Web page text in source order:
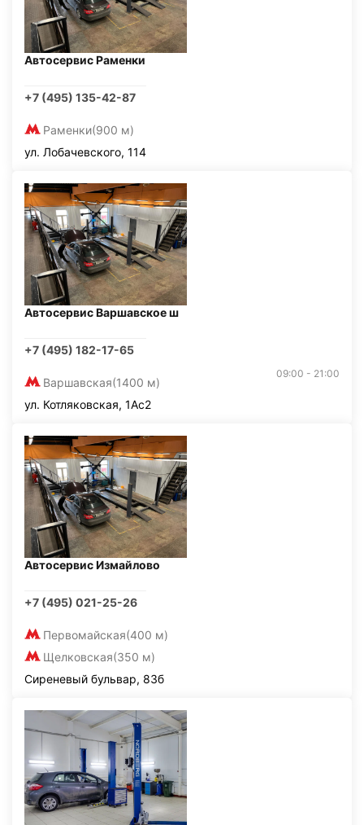
Автосервис Раменки
+7 (495) 135-42-87
Раменки(900 м)
ул. Лобачевского, 114
Автосервис Варшавское ш
+7 (495) 182-17-65
Варшавская(1400 м)
09:00 - 21:00
ул. Котляковская, 1Ас2
Автосервис Измайлово
+7 (495) 021-25-26
Первомайская(400 м)
Щелковская(350 м)
Сиреневый бульвар, 83б